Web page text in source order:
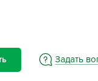
Forte
Задать